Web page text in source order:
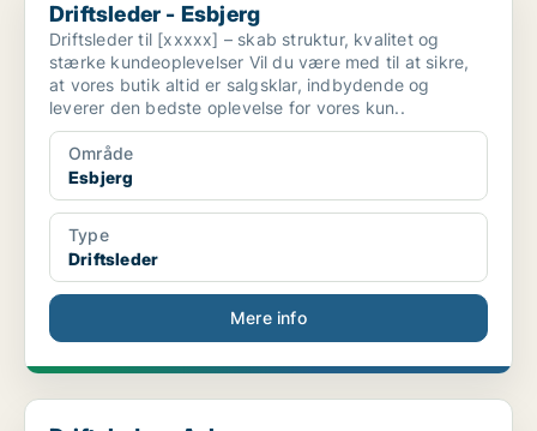
Driftsleder - Esbjerg
Driftsleder til [xxxxx] – skab struktur, kvalitet og
stærke kundeoplevelser Vil du være med til at sikre,
at vores butik altid er salgsklar, indbydende og
leverer den bedste oplevelse for vores kun..
Område
Esbjerg
Type
Driftsleder
Mere info
Driftsleder - Aabenraa